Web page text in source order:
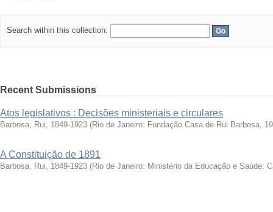
Search within this collection:
Recent Submissions
Atos legislativos : Decisões ministeriais e circulares
Barbosa, Rui, 1849-1923 (Rio de Janeiro: Fundação Casa de Rui Barbosa,
A Constituição de 1891
Barbosa, Rui, 1849-1923 (Rio de Janeiro: Ministério da Educação e Saúde: